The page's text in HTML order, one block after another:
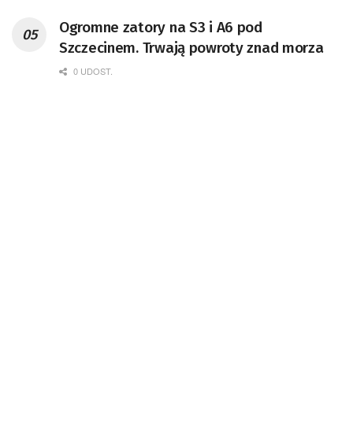
Ogromne zatory na S3 i A6 pod
Szczecinem. Trwają powroty znad morza
0 UDOST.